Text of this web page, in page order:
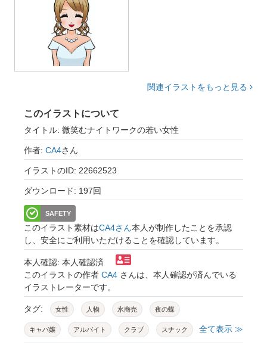
関連イラストをもっと見る
このイラストについて
タイトル: 微笑むナイトワークの若い女性
作者: CA4さん
イラストのID: 22662523
ダウンロード: 197回
SAFETY
このイラスト素材はCA4さん本人が制作したことを承認
し、安全にご利用いただけることを確認しています。
本人確認: 本人確認済
このイラストの作者 CA4 さんは、本人確認が済んでいる
イラストレーターです。
タグ: 女性 人物 水商売 夜の蝶
キャバ嬢 アルバイト クラブ スナック 全て表示 ≫